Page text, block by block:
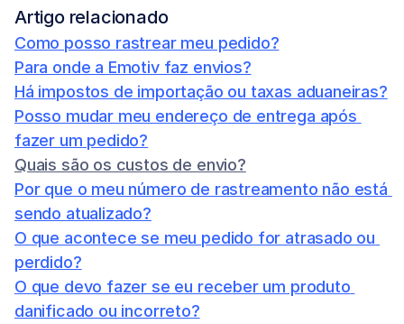
Artigo relacionado
Como posso rastrear meu pedido?
Para onde a Emotiv faz envios?
Há impostos de importação ou taxas aduaneiras?
Posso mudar meu endereço de entrega após
fazer um pedido?
Quais são os custos de envio?
Por que o meu número de rastreamento não está
sendo atualizado?
O que acontece se meu pedido for atrasado ou
perdido?
O que devo fazer se eu receber um produto
danificado ou incorreto?